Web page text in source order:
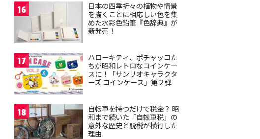
16
日本の四季折々の植物や情景
を描くことに相応しい色を集
めた水彩色鉛筆『色辞典』が
新発売！
17
ハローキティ、ポチャッコた
ちが昭和レトロなコインケー
スに！「サンリオキャラクタ
ーズ コインケース」第２弾
18
自転車を持つだけで税金？ 昭
和まで続いた「自転車税」の
意外な歴史と脱税が横行した
理由